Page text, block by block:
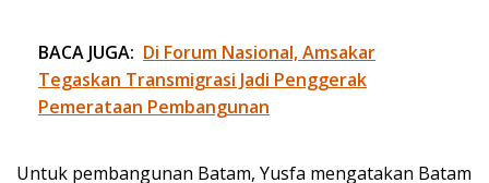
BACA JUGA: Di Forum Nasional, Amsakar
Tegaskan Transmigrasi Jadi Penggerak
Pemerataan Pembangunan
Untuk pembangunan Batam, Yusfa mengatakan Batam